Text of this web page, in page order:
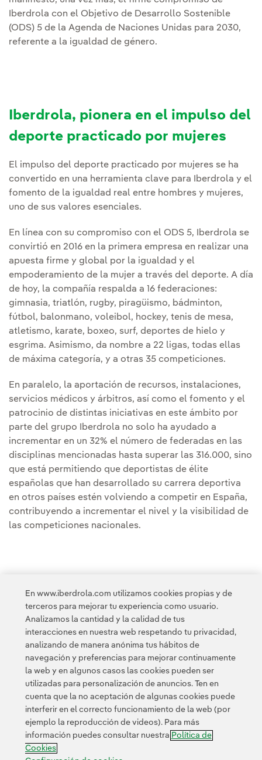
Iberdrola con el Objetivo de Desarrollo Sostenible
(ODS) 5 de la Agenda de Naciones Unidas para 2030,
referente a la igualdad de género.
Iberdrola, pionera en el impulso del
deporte practicado por mujeres
El impulso del deporte practicado por mujeres se ha
convertido en una herramienta clave para Iberdrola y el
fomento de la igualdad real entre hombres y mujeres,
uno de sus valores esenciales.
En línea con su compromiso con el ODS 5, Iberdrola se
convirtió en 2016 en la primera empresa en realizar una
apuesta firme y global por la igualdad y el
empoderamiento de la mujer a través del deporte. A día
de hoy, la compañía respalda a 16 federaciones:
gimnasia, triatlón, rugby, piragüismo, bádminton,
fútbol, balonmano, voleibol, hockey, tenis de mesa,
atletismo, karate, boxeo, surf, deportes de hielo y
esgrima. Asimismo, da nombre a 22 ligas, todas ellas
de máxima categoría, y a otras 35 competiciones.
En paralelo, la aportación de recursos, instalaciones,
servicios médicos y árbitros, así como el fomento y el
patrocinio de distintas iniciativas en este ámbito por
parte del grupo Iberdrola no solo ha ayudado a
incrementar en un 32% el número de federadas en las
disciplinas mencionadas hasta superar las 316.000, sino
que está permitiendo que deportistas de élite
españolas que han desarrollado su carrera deportiva
en otros países estén volviendo a competir en España,
contribuyendo a incrementar el nivel y la visibilidad de
las competiciones nacionales.
Acceso a información legal
Contacta Clientes Política de Privacidad Información legal
Política de cookies Configuración de cookies Accesibilidad
Canal de denuncias
En www.iberdrola.com utilizamos cookies propias y de
terceros para mejorar tu experiencia como usuario.
Analizamos la cantidad y la calidad de tus
interacciones en nuestra web respetando tu privacidad,
analizando de manera anónima tus hábitos de
navegación y preferencias para mejorar continuamente
la web y en algunos casos las cookies pueden ser
utilizadas para personalización de anuncios. Ten en
cuenta que la no aceptación de algunas cookies puede
interferir en el correcto funcionamiento de la web (por
ejemplo la reproducción de videos). Para más
información puedes consultar nuestra Política de
Cookies